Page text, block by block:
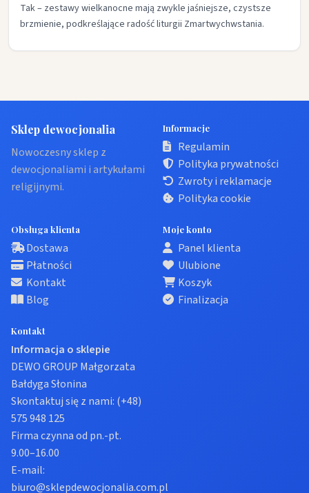
Tak – zestawy wielkanocne mają zwykle jaśniejsze, czystsze
brzmienie, podkreślające radość liturgii Zmartwychwstania.
Sklep dewocjonalia
Nowoczesny sklep z
dewocjonaliami i artykułami
religijnymi.
Informacje
Regulamin
Polityka prywatności
Zwroty i reklamacje
Polityka cookie
Obsługa klienta
Dostawa
Płatności
Kontakt
Blog
Moje konto
Panel klienta
Ulubione
Koszyk
Finalizacja
Kontakt
Informacja o sklepie
DEWO GROUP Małgorzata
Bałdyga Słonina
Skontaktuj się z nami: (+48)
575 948 125
Firma czynna od pn.-pt.
9.00–16.00
E-mail:
biuro@sklepdewocjonalia.com.pl